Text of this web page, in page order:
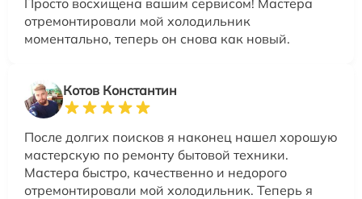
Просто восхищена вашим сервисом! Мастера
отремонтировали мой холодильник
моментально, теперь он снова как новый.
Котов Константин
После долгих поисков я наконец нашел хорошую
мастерскую по ремонту бытовой техники.
Мастера быстро, качественно и недорого
отремонтировали мой холодильник. Теперь я